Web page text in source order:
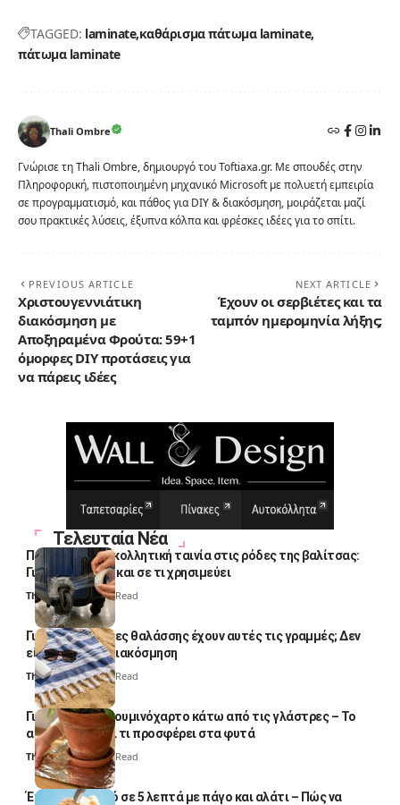
TAGGED: laminate καθάρισμα πάτωμα laminate
πάτωμα laminate
Thali Ombre
Γνώρισε τη Thali Ombre, δημιουργό του Toftiaxa.gr. Με σπουδές στην
Πληροφορική, πιστοποιημένη μηχανικό Microsoft με πολυετή εμπειρία
σε προγραμματισμό, και πάθος για DIY & διακόσμηση, μοιράζεται μαζί
σου πρακτικές λύσεις, έξυπνα κόλπα και φρέσκες ιδέες για το σπίτι.
PREVIOUS ARTICLE
Χριστουγεννιάτικη
διακόσμηση με
Αποξηραμένα Φρούτα: 59+1
όμορφες DIY προτάσεις για
να πάρεις ιδέες
NEXT ARTICLE
Έχουν οι σερβιέτες και τα
ταμπόν ημερομηνία λήξης;
Τελευταία Νέα
Πολλοί βάζουν κολλητική ταινία στις ρόδες της βαλίτσας:
Γιατί το κάνουν και σε τι χρησιμεύει
Thali Ombre 4 Min Read
Γιατί οι πετσέτες θαλάσσης έχουν αυτές τις γραμμές; Δεν
είναι μόνο για διακόσμηση
Thali Ombre5 Min Read
Γιατί βάζουν αλουμινόχαρτο κάτω από τις γλάστρες – Το
απλό κόλπο και τι προσφέρει στα φυτά
Thali Ombre4 Min Read
Έτοιμο παγωτό σε 5 λεπτά με πάγο και αλάτι – Πώς να